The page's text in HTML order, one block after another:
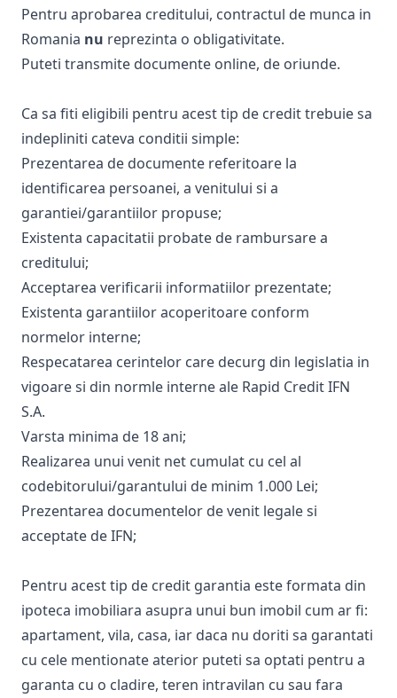
Pentru aprobarea creditului, contractul de munca in
Romania nu reprezinta o obligativitate.
Puteti transmite documente online, de oriunde.
Ca sa fiti eligibili pentru acest tip de credit trebuie sa
indepliniti cateva conditii simple:
Prezentarea de documente referitoare la
identificarea persoanei, a venitului si a
garantiei/garantiilor propuse;
Existenta capacitatii probate de rambursare a
creditului;
Acceptarea verificarii informatiilor prezentate;
Existenta garantiilor acoperitoare conform
normelor interne;
Respecatarea cerintelor care decurg din legislatia in
vigoare si din normle interne ale Rapid Credit IFN
S.A.
Varsta minima de 18 ani;
Realizarea unui venit net cumulat cu cel al
codebitorului/garantului de minim 1.000 Lei;
Prezentarea documentelor de venit legale si
acceptate de IFN;
Pentru acest tip de credit garantia este formata din
ipoteca imobiliara asupra unui bun imobil cum ar fi:
apartament, vila, casa, iar daca nu doriti sa garantati
cu cele mentionate aterior puteti sa optati pentru a
garanta cu o cladire, teren intravilan cu sau fara